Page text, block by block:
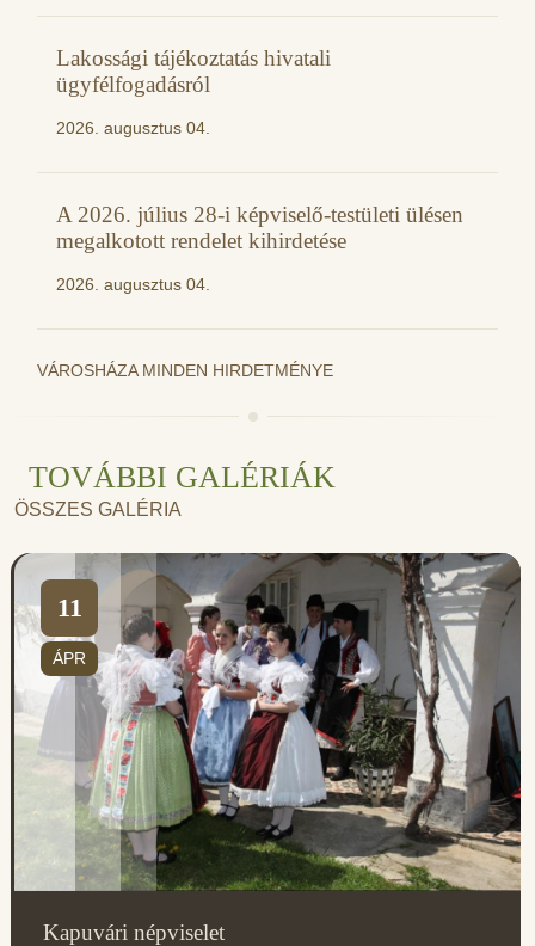
Lakossági tájékoztatás hivatali
ügyfélfogadásról
2026. augusztus 04.
A 2026. július 28-i képviselő-testületi ülésen
megalkotott rendelet kihirdetése
2026. augusztus 04.
VÁROSHÁZA MINDEN HIRDETMÉNYE
TOVÁBBI GALÉRIÁK
ÖSSZES GALÉRIA
11
ÁPR
Kapuvári népviselet